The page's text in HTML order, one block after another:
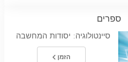
ספרים
סיינטולוגיה: יסודות המחשבה
הזמן